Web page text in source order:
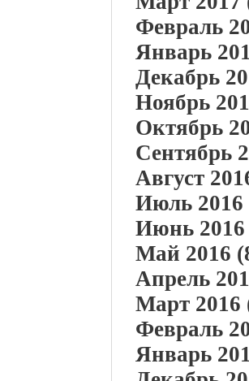
Февраль
Январь
Декабрь
Ноябрь
Октябрь
Сентябрь
Август
Июль 2016
Июнь 2016
Май 2016
Апрель
Март 2016
Февраль
Январь